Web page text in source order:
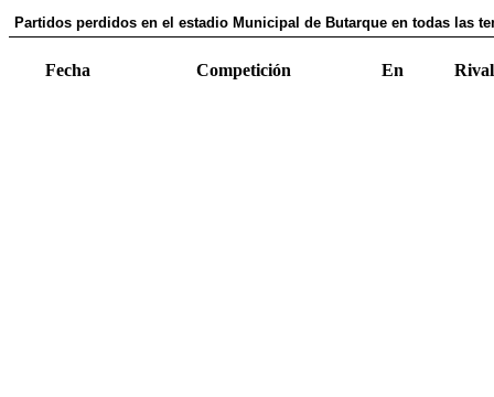
Partidos perdidos en el estadio Municipal de Butarque en todas las
Fecha Competición En Rival